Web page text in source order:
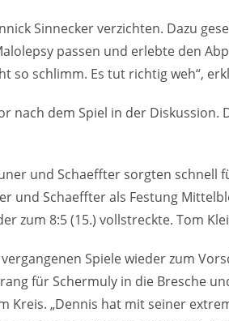
Sinnecker verzichten. Dazu
passen und erlebte den
so schlimm. Es tut richtig weh“,
dem Spiel in der Diskussion.
und Schaeffter sorgten schnell
und Schaeffter als Festung
zum 8:5 (15.) vollstreckte. Tom
Spiele wieder zum
für Schermuly in die Bresche
„Dennis hat mit seiner